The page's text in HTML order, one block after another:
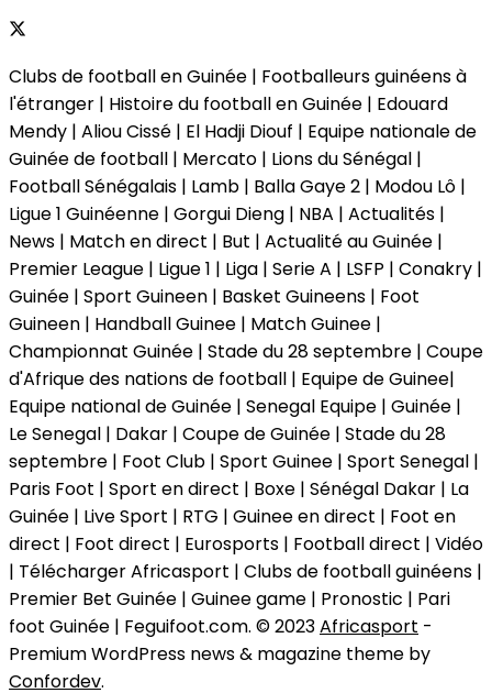
Clubs de football en Guinée | Footballeurs guinéens à
l'étranger | Histoire du football en Guinée | Edouard
Mendy | Aliou Cissé | El Hadji Diouf | Equipe nationale de
Guinée de football | Mercato | Lions du Sénégal |
Football Sénégalais | Lamb | Balla Gaye 2 | Modou Lô |
Ligue 1 Guinéenne | Gorgui Dieng | NBA | Actualités |
News | Match en direct | But | Actualité au Guinée |
Premier League | Ligue 1 | Liga | Serie A | LSFP | Conakry |
Guinée | Sport Guineen | Basket Guineens | Foot
Guineen | Handball Guinee | Match Guinee |
Championnat Guinée | Stade du 28 septembre | Coupe
d'Afrique des nations de football | Equipe de Guinee|
Equipe national de Guinée | Senegal Equipe | Guinée |
Le Senegal | Dakar | Coupe de Guinée | Stade du 28
septembre | Foot Club | Sport Guinee | Sport Senegal |
Paris Foot | Sport en direct | Boxe | Sénégal Dakar | La
Guinée | Live Sport | RTG | Guinee en direct | Foot en
direct | Foot direct | Eurosports | Football direct | Vidéo
| Télécharger Africasport | Clubs de football guinéens |
Premier Bet Guinée | Guinee game | Pronostic | Pari
foot Guinée | Feguifoot.com. © 2023Africasport -
Premium WordPress news & magazine theme by
Confordev.